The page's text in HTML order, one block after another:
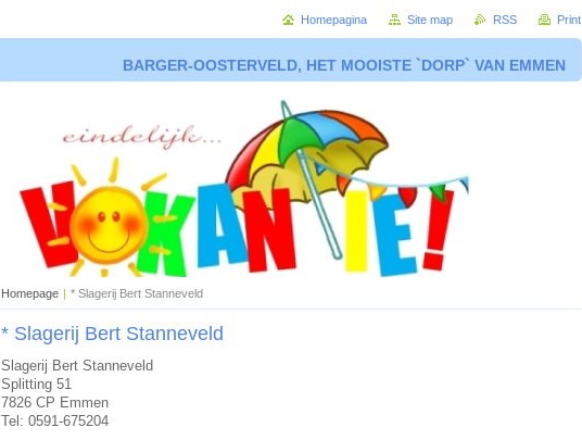
BARGER-OOSTERVELD, HET MOOISTE `DORP` VAN EMMEN
Homepage | * Slagerij Bert Stanneveld
* Slagerij Bert Stanneveld
Slagerij Bert Stanneveld
Splitting 51
7826 CP Emmen
Tel: 0591-675204
Homepagina Site map RSS Print